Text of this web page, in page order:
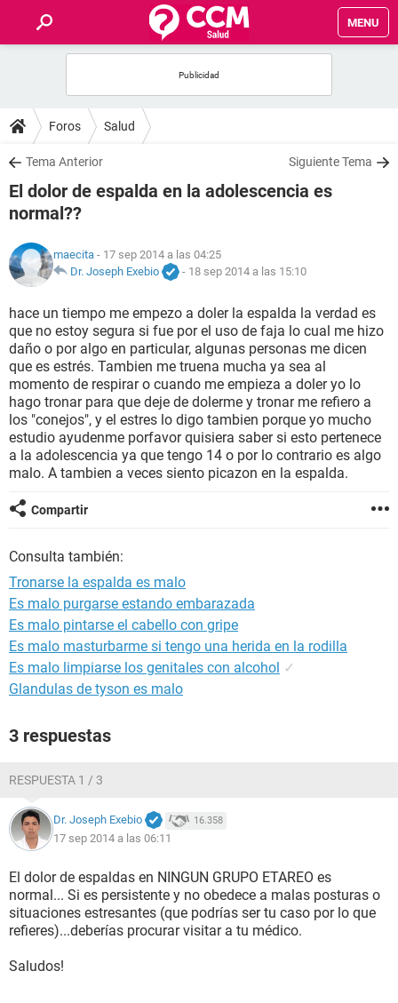
MENU
FOROS
SALUD
NUTRICIÓN
SEXUALIDAD
GLOSARIO
Foros Salud
Tema Anterior Siguiente Tema
El dolor de espalda en la adolescencia es
normal??
maecita - 17 sep 2014 a las 04:25
Dr. Joseph Exebio
- 18 sep 2014 a las 15:10
hace un tiempo me empezo a doler la espalda la verdad es
que no estoy segura si fue por el uso de faja lo cual me hizo
daño o por algo en particular, algunas personas me dicen
que es estrés. Tambien me truena mucha ya sea al
momento de respirar o cuando me empieza a doler yo lo
hago tronar para que deje de dolerme y tronar me refiero a
los "conejos", y el estres lo digo tambien porque yo mucho
estudio ayudenme porfavor quisiera saber si esto pertenece
a la adolescencia ya que tengo 14 o por lo contrario es algo
malo. A tambien a veces siento picazon en la espalda.
Compartir
Consulta también:
Tronarse la espalda es malo
Es malo purgarse estando embarazada
Es malo pintarse el cabello con gripe
Es malo masturbarme si tengo una herida en la rodilla
Es malo limpiarse los genitales con alcohol ✓
Glandulas de tyson es malo
3 respuestas
RESPUESTA 1 / 3
Dr. Joseph Exebio 16.358
17 sep 2014 a las 06:11
El dolor de espaldas en NINGUN GRUPO ETAREO es
normal... Si es persistente y no obedece a malas posturas o
situaciones estresantes (que podrías ser tu caso por lo que
refieres)...deberías procurar visitar a tu médico.
Saludos!